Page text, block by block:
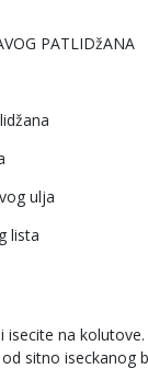
PATLIDžANA
ulja
lista
isecite na
sitno iseckanog